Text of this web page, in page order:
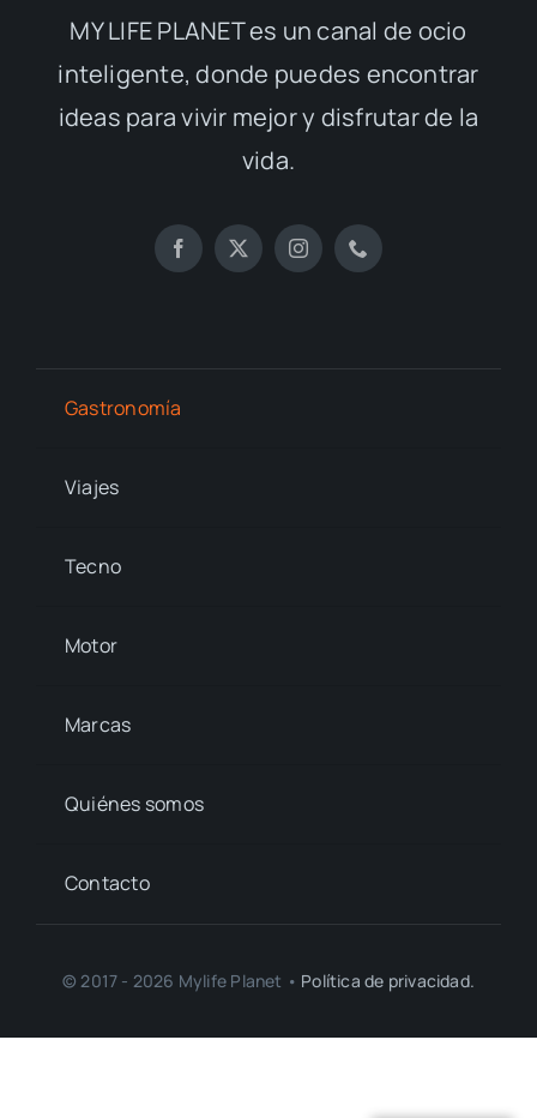
MY LIFE PLANET es un canal de ocio
inteligente, donde puedes encontrar
ideas para vivir mejor y disfrutar de la
vida.
Gastronomía
Viajes
Tecno
Motor
Marcas
Quiénes somos
Contacto
© 2017 - 2026 Mylife Planet • Política de privacidad.